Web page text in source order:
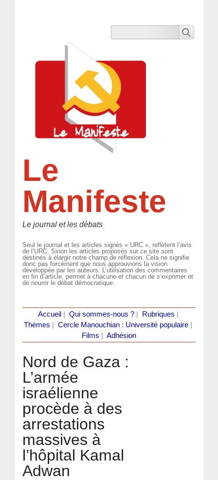
Le
Manifeste
Le journal et les débats
Seul le journal et les articles signés « URC », reflètent l’avis
de l’URC. Sinon les articles proposés sur ce site sont
destinés à élargir notre champ de réflexion. Cela ne signifie
donc pas forcément que nous approuvions la vision
développée par les auteurs. L’utilisation des commentaires
en fin d’article, permet à chacune et chacun de s’exprimer et
de nourrir le débat démocratique.
Accueil Qui sommes-nous ?| Rubriques
Thèmes
Cercle Manouchian : Université populaire
Films
Adhésion
Nord de Gaza :
L’armée
israélienne
procède à des
arrestations
massives à
l’hôpital Kamal
Adwan